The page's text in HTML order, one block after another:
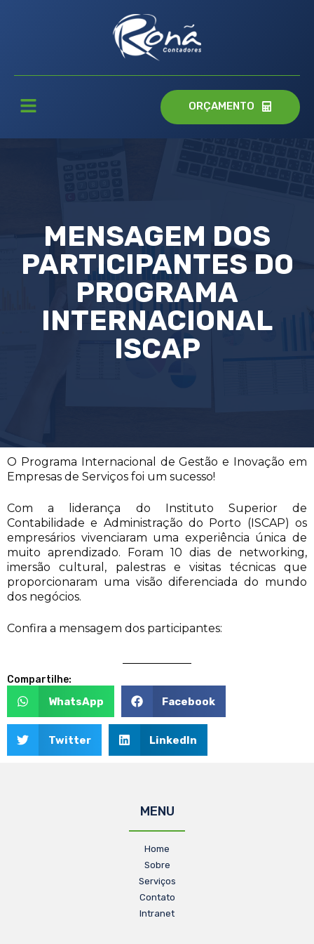
ORÇAMENTO
MENSAGEM DOS
PARTICIPANTES DO
PROGRAMA
INTERNACIONAL
ISCAP
O Programa Internacional de Gestão e Inovação em
Empresas de Serviços foi um sucesso!
Com a liderança do Instituto Superior de
Contabilidade e Administração do Porto (ISCAP) os
empresários vivenciaram uma experiência única de
muito aprendizado. Foram 10 dias de networking,
imersão cultural, palestras e visitas técnicas que
proporcionaram uma visão diferenciada do mundo
dos negócios.
Confira a mensagem dos participantes:
Compartilhe:
WhatsApp Facebook
Twitter LinkedIn
MENU
Home
Sobre
Serviços
Contato
Intranet